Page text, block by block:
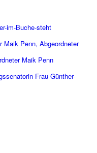
im-Buche-steht
Maik Penn, Abgeordneter
Maik Penn
Frau Günther-